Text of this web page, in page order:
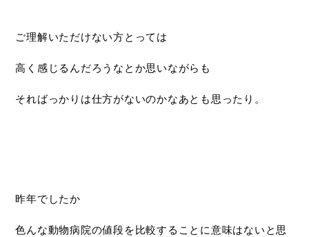
ご理解いただけない方とっては
高く感じるんだろうなとか思いながらも
そればっかりは仕方がないのかなあとも思ったり。
昨年でしたか
色んな動物病院の値段を比較することに意味はないと思